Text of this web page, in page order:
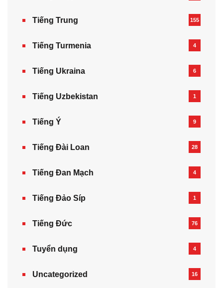
Tiếng Trung 155
Tiếng Turmenia 4
Tiếng Ukraina 6
Tiếng Uzbekistan 1
Tiếng Ý 9
Tiếng Đài Loan 28
Tiếng Đan Mạch 4
Tiếng Đảo Síp 1
Tiếng Đức 76
Tuyển dụng 4
Uncategorized 16